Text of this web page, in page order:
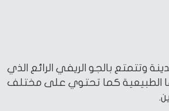
وتتمتع بالجو الريفي الرائع الذي
الطبيعية كما تحتوي على مختلف